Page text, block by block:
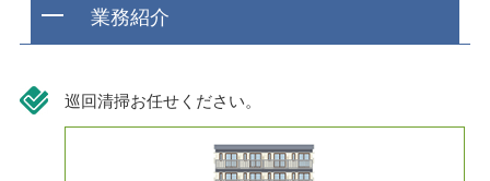
業務紹介
巡回清掃お任せください。